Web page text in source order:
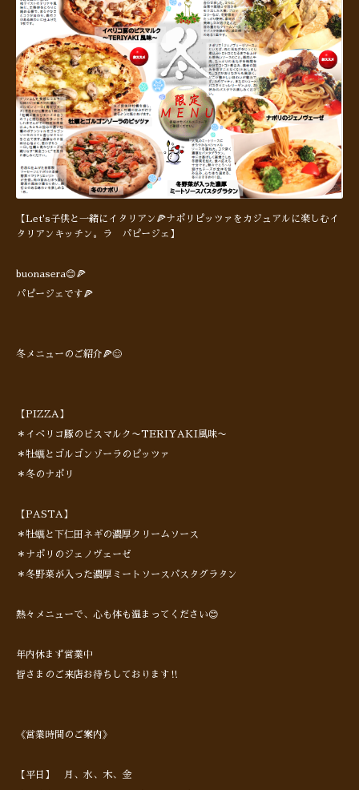
【Let's子供と一緒にイタリアン🍕ナポリピッツァをカジュアルに楽しむイ
タリアンキッチン。ラ パピージェ】
buonasera😊🍕
パピージェです🍕
冬メニューのご紹介🍕😊
【PIZZA】
＊イベリコ豚のビスマルク〜TERIYAKI風味〜
＊牡蠣とゴルゴンゾーラのピッツァ
＊冬のナポリ
【PASTA】
＊牡蠣と下仁田ネギの濃厚クリームソース
＊ナポリのジェノヴェーゼ
＊冬野菜が入った濃厚ミートソースパスタグラタン
熱々メニューで、心も体も温まってください😊
年内休まず営業中
皆さまのご来店お待ちしております‼︎
《営業時間のご案内》
【平日】 月、水、木、金